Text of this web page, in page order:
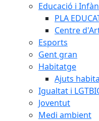
Educació i
PLA
Centre
Esports
Gent gran
Habitatge
Ajuts
Igualtat i
Joventut
Medi ambient